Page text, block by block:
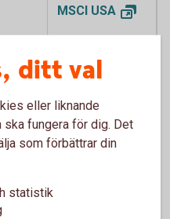
MSCI USA
Net
MSCI Japan
MSCI World
Net
ditt val
eller liknande
fungera för dig. Det
som förbättrar din
statistik